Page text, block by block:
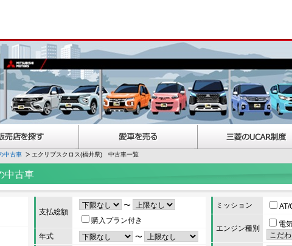
中古車 エクリプスクロス(福井県) 中古車一覧
中古車
支払総額
〜
購入プラン付き
年式
〜
ミッション AT/
エンジン種別 電